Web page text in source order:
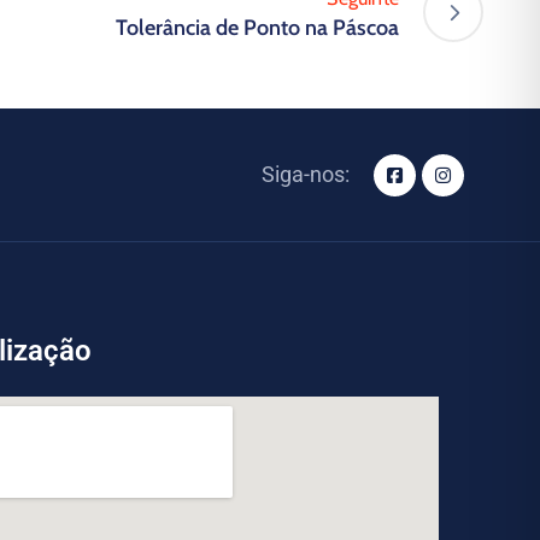
Tolerância de Ponto na Páscoa
Siga-nos: